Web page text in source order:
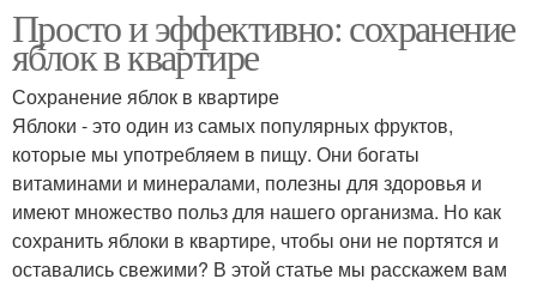
Яблоки в сухом месте
ванне
Яблоки для хранения Яблоки во время
Просто и эффективно: сохранение
яблок в квартире
Сохранение яблок в квартире
Яблоки - это один из самых популярных фруктов,
которые мы употребляем в пищу. Они богаты
витаминами и минералами, полезны для здоровья и
имеют множество польз для нашего организма. Но как
сохранить яблоки в квартире, чтобы они не портятся и
оставались свежими? В этой статье мы расскажем вам